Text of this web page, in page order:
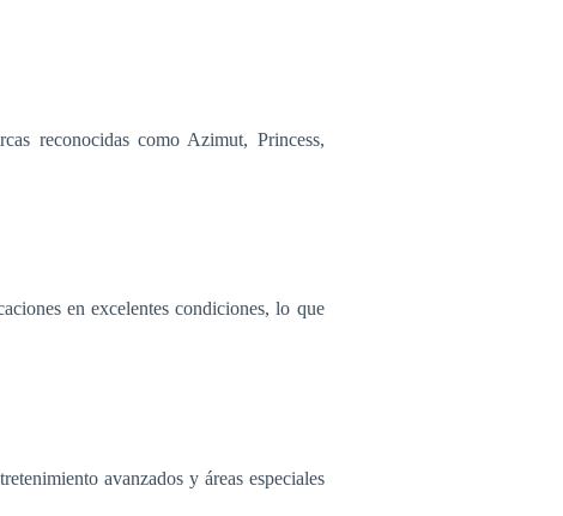
reconocidas como Azimut, Princess,
en excelentes condiciones, lo que
avanzados y áreas especiales